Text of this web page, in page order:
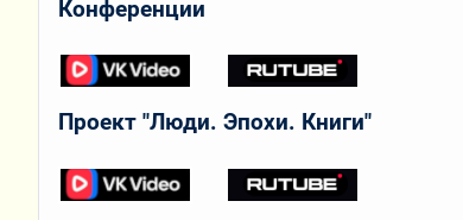
Конференции
Проект "Люди. Эпохи. Книги"